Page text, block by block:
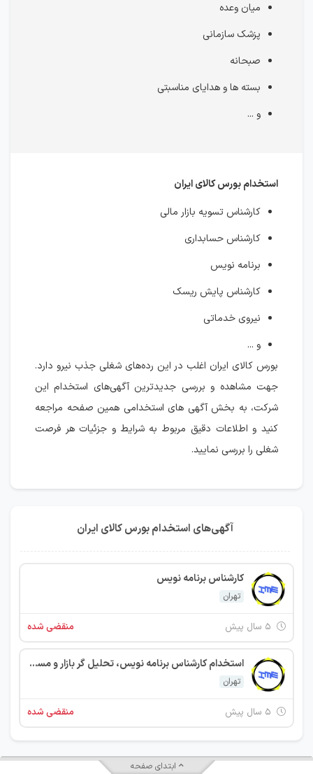
میان وعده
پزشک سازمانی
صبحانه
بسته ها و هدایای مناسبتی
و ...
استخدام بورس کالای ایران
کارشناس تسویه بازار مالی
کارشناس حسابداری
برنامه نویس
کارشناس پایش ریسک
نیروی خدماتی
و ...
بورس کالای ایران اغلب در این رده‌های شغلی جذب نیرو دارد.
جهت مشاهده و بررسی جدیدترین آگهی‌های استخدام این
شرکت، به بخش آگهی های استخدامی همین صفحه مراجعه
کنید و اطلاعات دقیق مربوط به شرایط و جزئیات هر فرصت
شغلی را بررسی نمایید.
آگهی‌های استخدام بورس کالای ایران
کارشناس برنامه نویس
تهران
منقضی شده
استخدام کارشناس برنامه نویس، تحلیل گر بازار و مسئول مخابرات
تهران
منقضی شده
ابتدای صفحه